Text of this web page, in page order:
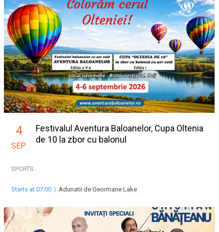
4
SEP
Festivalul Aventura Baloanelor, Cupa Oltenia
de 10 la zbor cu balonul
SPORTS
Starts at 07:00 | Adunatii de Geormane Lake